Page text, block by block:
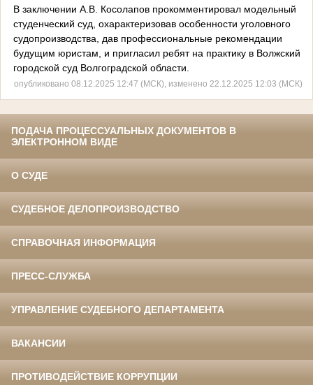
В заключении А.В. Косолапов прокомментировал модельный
студенческий суд, охарактеризовав особенности уголовного
судопроизводства, дав профессиональные рекомендации
будущим юристам, и пригласил ребят на практику в Волжский
городской суд Волгоградской области.
опубликовано 08.12.2025 12:47 (МСК), изменено 22.12.2025 12:03 (МСК)
ПОДАЧА ПРОЦЕССУАЛЬНЫХ ДОКУМЕНТОВ В
ЭЛЕКТРОННОМ ВИДЕ
О СУДЕ
СУДЕБНОЕ ДЕЛОПРОИЗВОДСТВО
СПРАВОЧНАЯ ИНФОРМАЦИЯ
ПРЕСС-СЛУЖБА
УПРАВЛЕНИЕ СУДЕБНОГО ДЕПАРТАМЕНТА
ВАКАНСИИ
ПРОТИВОДЕЙСТВИЕ КОРРУПЦИИ